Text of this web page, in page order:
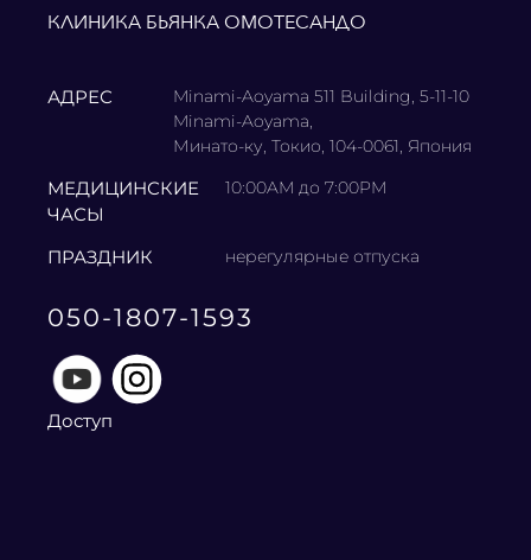
КЛИНИКА БЬЯНКА ОМОТЕСАНДО
АДРЕС
Minami-Aoyama 511 Building, 5-11-10
Minami-Aoyama,
Минато-ку, Токио, 104-0061, Япония
МЕДИЦИНСКИЕ
ЧАСЫ
10:00AM до 7:00PM
ПРАЗДНИК нерегулярные отпуска
050-1807-1593
Доступ